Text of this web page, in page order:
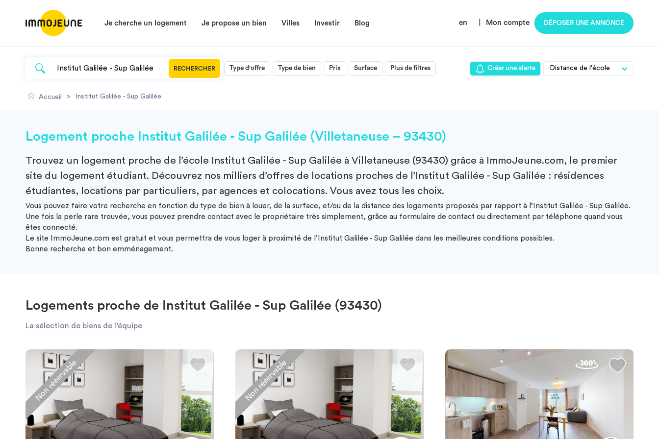
Je cherche un logement Je propose un bien Villes Investir Blog en Mon compte DÉPOSER UNE ANNONCE
RECHERCHER Type d'offre Type de bien Prix Surface Plus de filtres Créer une alerte
Accueil > Institut Galilée - Sup Galilée
Logement proche Institut Galilée - Sup Galilée (Villetaneuse – 93430)
Trouvez un logement proche de l’école Institut Galilée - Sup Galilée à Villetaneuse (93430) grâce à ImmoJeune.com, le premier
site du logement étudiant. Découvrez nos milliers d’offres de locations proches de l’Institut Galilée - Sup Galilée : résidences
étudiantes, locations par particuliers, par agences et colocations. Vous avez tous les choix.
Vous pouvez faire votre recherche en fonction du type de bien à louer, de la surface, et/ou de la distance des logements proposés par rapport à l’Institut Galilée - Sup Galilée.
Une fois la perle rare trouvée, vous pouvez prendre contact avec le propriétaire très simplement, grâce au formulaire de contact ou directement par téléphone quand vous
êtes connecté.
Le site ImmoJeune.com est gratuit et vous permettra de vous loger à proximité de l’Institut Galilée - Sup Galilée dans les meilleures conditions possibles.
Bonne recherche et bon emménagement.
Logements proche de Institut Galilée - Sup Galilée (93430)
La sélection de biens de l’équipe
Non réservable Non réservable